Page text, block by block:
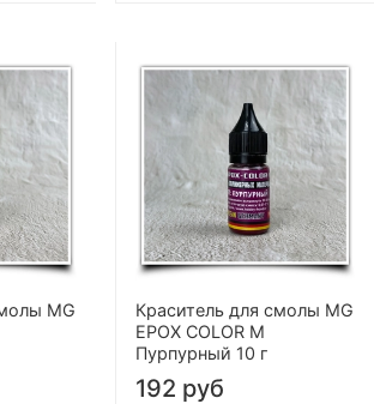
MG
Краситель для смолы MG
EPOX COLOR M
Пурпурный 10 г
192 руб